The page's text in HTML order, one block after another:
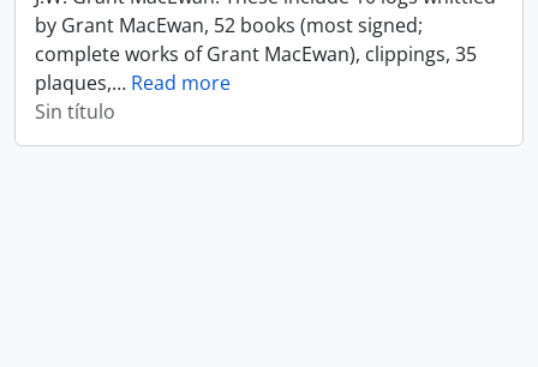
by Grant MacEwan, 52 books (most signed;
complete works of Grant MacEwan), clippings, 35
plaques,… Read more
Sin título